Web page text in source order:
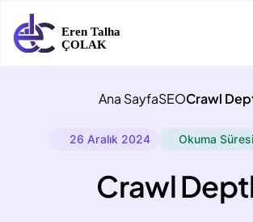
Ana SayfaSEOCrawl
26 Aralık 2024 Okuma
Crawl